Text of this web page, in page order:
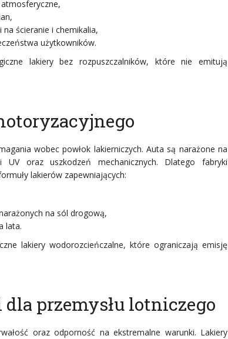
ścieranie i chemikalia,
użytkowników.
lakiery bez rozpuszczalników, które nie emitują
wobec powłok lakierniczych. Auta są narażone na
UV oraz uszkodzeń mechanicznych. Dlatego fabryki
lakierów zapewniających:
na sól drogową,
lata.
lakiery wodorozcieńczalne, które ograniczają emisję
przemysłu lotniczego
oraz odporność na ekstremalne warunki. Lakiery